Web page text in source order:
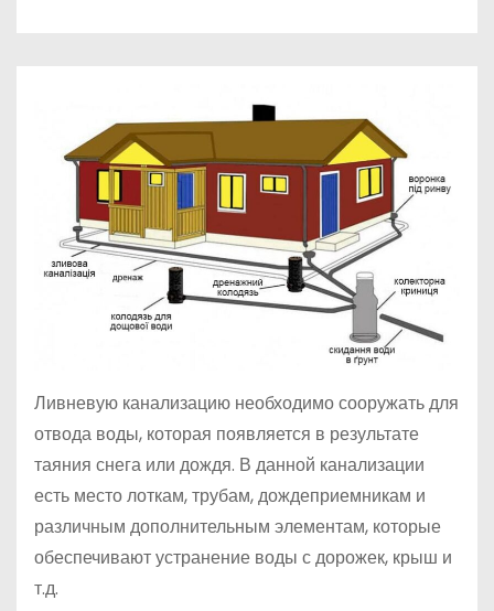
Ливневую канализацию необходимо сооружать для
отвода воды, которая появляется в результате
таяния снега или дождя. В данной канализации
есть место лоткам, трубам, дождеприемникам и
различным дополнительным элементам, которые
обеспечивают устранение воды с дорожек, крыш и
т.д.